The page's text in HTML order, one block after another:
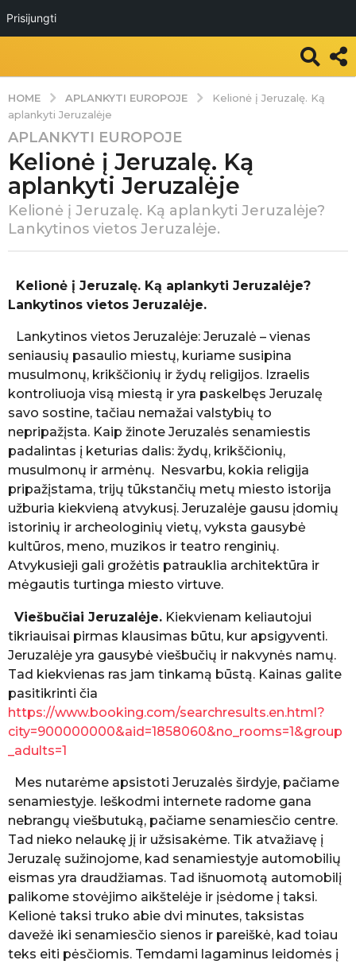
Prisijungti
HOME APLANKYTI EUROPOJE
Kelionė į Jeruzalę. Ką
aplankyti Jeruzalėje
7
m
a
g
o
a
APLANKYTI EUROPOJE
Kelionė į Jeruzalę. Ką
aplankyti Jeruzalėje
Kelionė į Jeruzalę. Ką aplankyti Jeruzalėje?
Lankytinos vietos Jeruzalėje.
s
k
b
ė
K
l
i
a
u
t
o
j
a
Kelionė į Jeruzalę. Ką aplankyti Jeruzalėje?
Lankytinos vietos Jeruzalėje.
Lankytinos vietos Jeruzalėje: Jeruzalė – vienas
seniausių pasaulio miestų, kuriame susipina
musulmonų, krikščionių ir žydų religijos. Izraelis
kontroliuoja visą miestą ir yra paskelbęs Jeruzalę
savo sostine, tačiau nemažai valstybių to
nepripažįsta. Kaip žinote Jeruzalės senamiestis
padalintas į keturias dalis: žydų, krikščionių,
musulmonų ir armėnų. Nesvarbu, kokia religija
pripažįstama, trijų tūkstančių metų miesto istorija
užburia kiekvieną atvykusį. Jeruzalėje gausu įdomių
istorinių ir archeologinių vietų, vyksta gausybė
kultūros, meno, muzikos ir teatro renginių.
Atvykusieji gali grožėtis patrauklia architektūra ir
mėgautis turtinga miesto virtuve.
Viešbučiai Jeruzalėje. Kiekvienam keliautojui
tikriauisai pirmas klausimas būtu, kur apsigyventi.
Jeruzalėje yra gausybė viešbučių ir nakvynės namų.
Tad kiekvienas ras jam tinkamą būstą. Kainas galite
pasitikrinti čia
https://www.booking.com/searchresults.en.html?
city=900000000&aid=1858060&no_rooms=1&group
_adults=1
Mes nutarėme apsistoti Jeruzalės širdyje, pačiame
senamiestyje. Ieškodmi internete radome gana
nebrangų viešbutuką, pačiame senamiesčio centre.
Tad nieko nelaukę jį ir užsisakėme. Tik atvažiavę į
Jeruzalę sužinojome, kad senamiestyje automobilių
eismas yra draudžiamas. Tad išnuomotą automobilį
palikome stovėjimo aikštelėje ir įsėdome į taksi.
Kelionė taksi truko abie dvi minutes, taksistas
davežė iki senamiesčio sienos ir pareiškė, kad toiau
teks eiti pėsčiomis. Temdami lagaminus leidomės į